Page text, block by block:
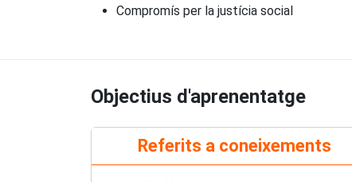
Compromís per la justícia social
Objectius d'aprenentatge
Referits a coneixements